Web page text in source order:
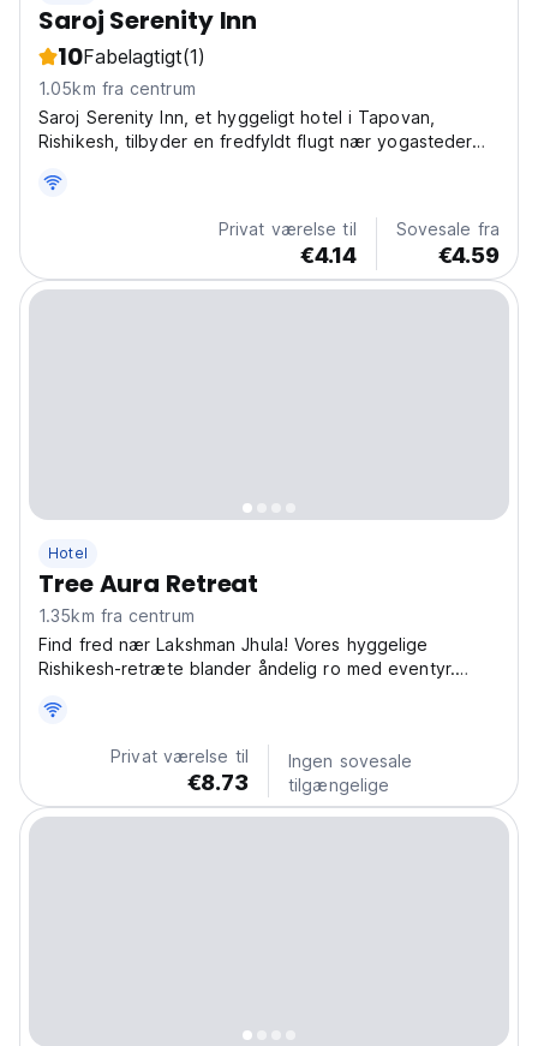
Saroj Serenity Inn
10Fabelagtigt(1)
1.05km fra centrum
Saroj Serenity Inn, et hyggeligt hotel i Tapovan,
Rishikesh, tilbyder en fredfyldt flugt nær yogasteder
solorejsende i Rishikesh. (Auto-translated from original
Privat værelse til
€4.14
Sovesale fra
€4.59
Hotel
Tree Aura Retreat
1.35km fra centrum
Find fred nær Lakshman Jhula! Vores hyggelige
Rishikesh-retræte blander åndelig ro med eventyr.
kultur. (Auto-translated from original language)
Privat værelse til
€8.73
Ingen sovesale
tilgængelige